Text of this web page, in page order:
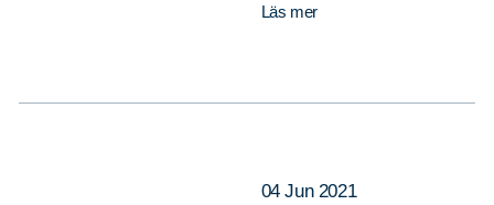
Läs mer
04 Jun 2021